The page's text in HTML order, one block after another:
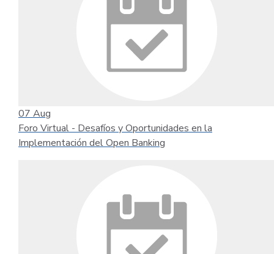
07 Aug
Foro Virtual - Desafíos y Oportunidades en la
Implementación del Open Banking